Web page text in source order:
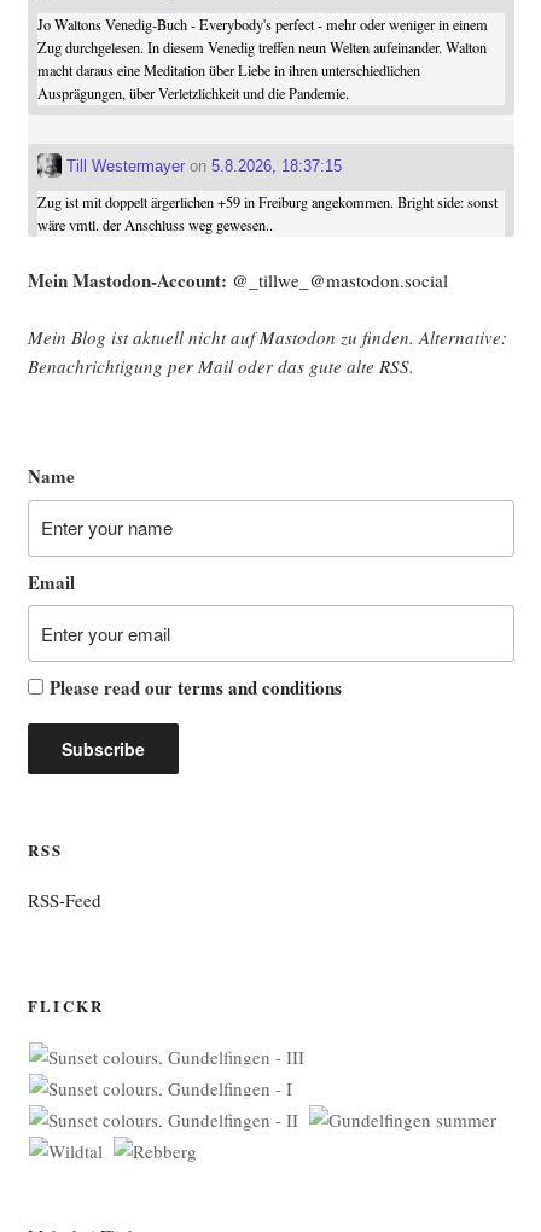
Jo Waltons Venedig-Buch - Everybody's perfect - mehr oder weniger in einem
Zug durchgelesen. In diesem Venedig treffen neun Welten aufeinander. Walton
macht daraus eine Meditation über Liebe in ihren unterschiedlichen
Ausprägungen, über Verletzlichkeit und die Pandemie.
Till Westermayeron 5.8.2026, 18:37:15
Zug ist mit doppelt ärgerlichen +59 in Freiburg angekommen. Bright side: sonst
wäre vmtl. der Anschluss weg gewesen..
Mein Mast­o­don-Account: @_tillwe_@mastodon.social
Mein Blog ist aktu­ell nicht auf Mast­o­don zu fin­den. Alter­na­ti­ve:
Benach­rich­ti­gung per Mail oder das gute alte RSS.
Name
Email
Please read ourterms and conditions
RSS
RSS-Feed
FLICKR